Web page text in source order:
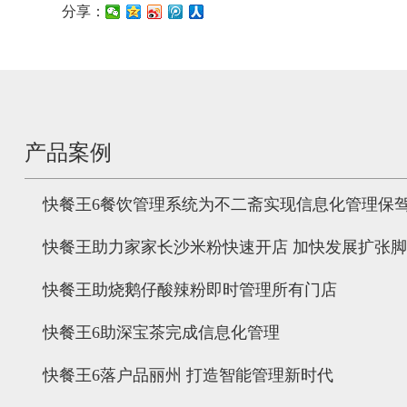
分享：
产品案例
快餐王6餐饮管理系统为不二斋实现信息化管理保
快餐王助力家家长沙米粉快速开店 加快发展扩张
快餐王助烧鹅仔酸辣粉即时管理所有门店
快餐王6助深宝茶完成信息化管理
快餐王6落户品丽州 打造智能管理新时代